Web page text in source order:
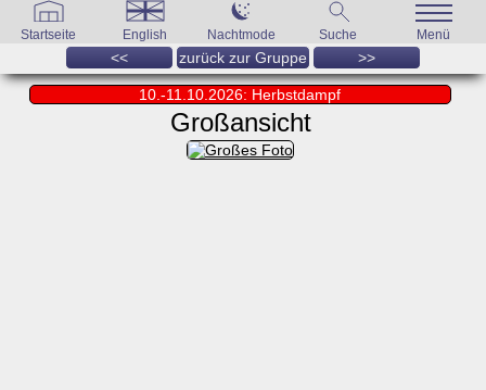
Startseite English Nachtmode Suche Menü
<< zurück zur Gruppe >>
10.-11.10.2026: Herbstdampf
Großansicht